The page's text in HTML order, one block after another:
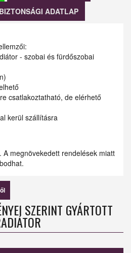
BIZTONSÁGI ADATLAP
- szobai és fürdőszobai
csatlakoztatható, de elérhető
kerül szállításra
A megnövekedett rendelések miatt
SZERINT GYÁRTOTT